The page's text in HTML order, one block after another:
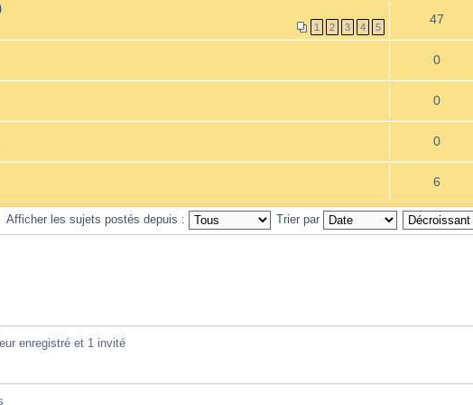
1 2 3 4 5
47
0
0
0
6
Afficher les sujets postés depuis : Trier par
enregistré et 1 invité